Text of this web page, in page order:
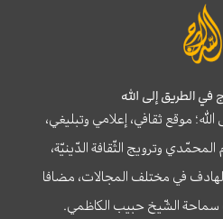
في الطريق إلى الله
موقع ثقافي، إعلامي وتبليغي،
وترويج الثّقافة الدّينيّة،
في مختلف المجالات، مضافا
الشّيخ حبيب الكاظمي.